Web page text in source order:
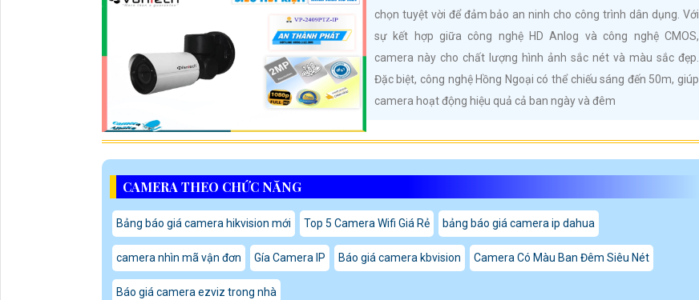
chọn tuyệt vời để đảm bảo an ninh cho công trình dân dụng. Với
sự kết hợp giữa công nghệ HD Anlog và công nghệ CMOS,
camera này cho chất lượng hình ảnh sắc nét và màu sắc đẹp.
Đặc biệt, công nghệ Hồng Ngoại có thể chiếu sáng đến 50m, giúp
camera hoạt động hiệu quả cả ban ngày và đêm
CAMERA THEO CHỨC NĂNG
Bảng báo giá camera hikvision mới Top 5 Camera Wifi Giá Rẻ bảng báo giá camera ip dahua
camera nhìn mã vận đơn Gía Camera IP Báo giá camera kbvision Camera Có Màu Ban Đêm Siêu Nét
Báo giá camera ezviz trong nhà